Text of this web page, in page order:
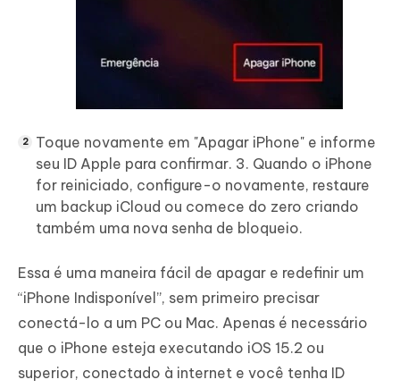
Toque novamente em "Apagar iPhone" e informe
seu ID Apple para confirmar. 3. Quando o iPhone
for reiniciado, configure-o novamente, restaure
um backup iCloud ou comece do zero criando
também uma nova senha de bloqueio.
Essa é uma maneira fácil de apagar e redefinir um
“iPhone Indisponível”, sem primeiro precisar
conectá-lo a um PC ou Mac. Apenas é necessário
que o iPhone esteja executando iOS 15.2 ou
superior, conectado à internet e você tenha ID